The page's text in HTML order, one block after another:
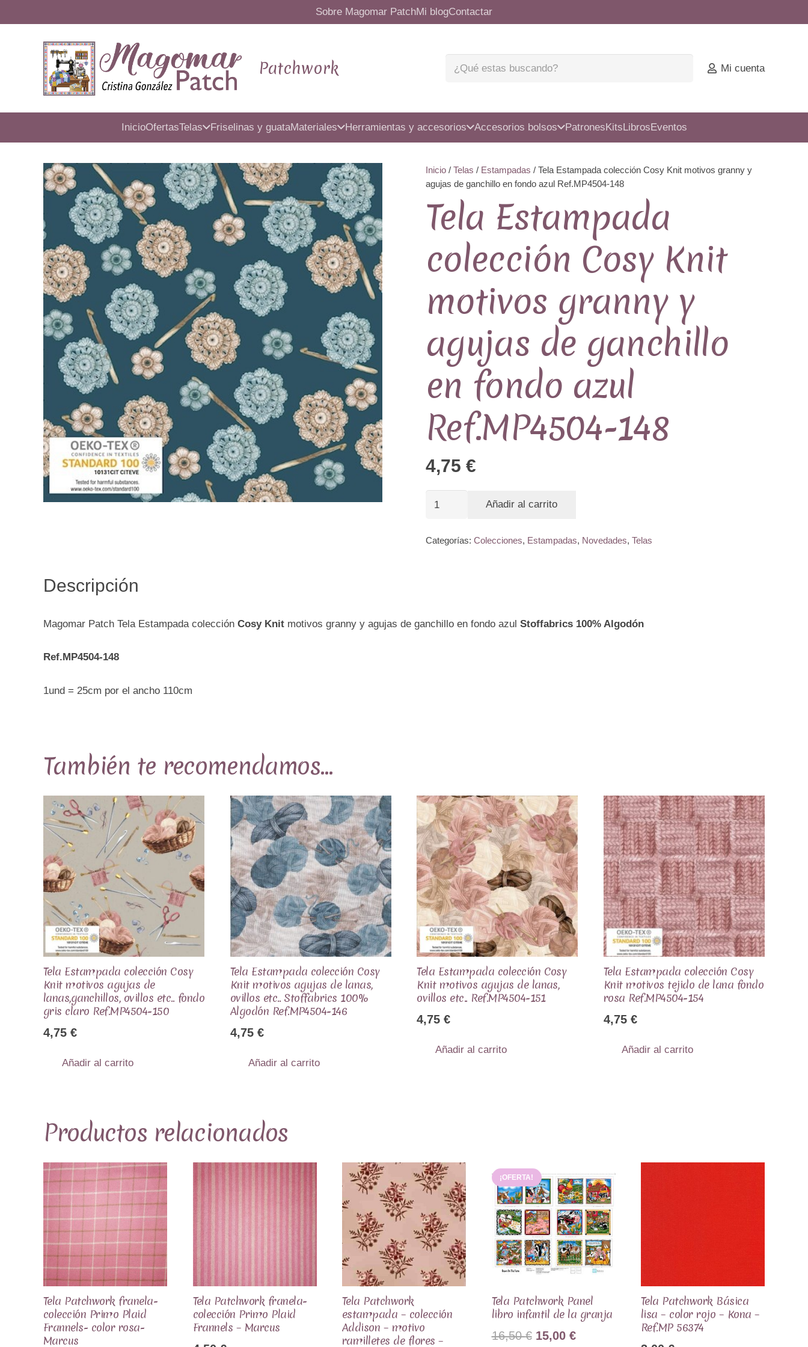
Sobre Magomar PatchMi blogContactar
Patchwork Mi cuenta
InicioOfertasTelas Friselinas y guataMateriales Herramientas y accesorios Accesorios bolsos PatronesKitsLibrosEventos
Inicio / Telas / Estampadas / Tela Estampada colección Cosy Knit motivos granny y
agujas de ganchillo en fondo azul Ref.MP4504-148
Tela Estampada
colección Cosy Knit
motivos granny y
agujas de ganchillo
en fondo azul
Ref.MP4504-148
4,75 €
Tela
colección
y
Añadir al carrito
Categorías: Colecciones, Estampadas, Novedades, Telas
Descripción
Magomar Patch Tela Estampada colección Cosy Knit motivos granny y agujas de ganchillo en fondo azul Stoffabrics 100% Algodón
Ref.MP4504-148
1und = 25cm por el ancho 110cm
También te recomendamos…
Tela Estampada colección Cosy
Knit motivos agujas de
lanas,ganchillos, ovillos etc.. fondo
gris claro Ref.MP4504-150
4,75 €
Añadir al carrito
Tela Estampada colección Cosy
Knit motivos agujas de lanas,
ovillos etc.. Stoffabrics 100%
Algodón Ref.MP4504-146
4,75 €
Añadir al carrito
Tela Estampada colección Cosy
Knit motivos agujas de lanas,
ovillos etc.. Ref.MP4504-151
4,75€
Añadir al carrito
Tela Estampada colección Cosy
Knit motivos tejido de lana fondo
rosa Ref.MP4504-154
4,75 €
Añadir al carrito
Productos relacionados
Tela Patchwork franela-
colección Primo Plaid
Frannels- color rosa-
Marcus
Tela Patchwork franela-
colección Primo Plaid
Frannels – Marcus
Tela Patchwork
estampada – colección
Addison – motivo
ramilletes de flores –
¡OFERTA!
Tela Patchwork Panel
libro infantil de la granja
16,50€ El
15,00 €El
Tela Patchwork Básica
lisa – color rojo – Kona –
Ref.MP 56374